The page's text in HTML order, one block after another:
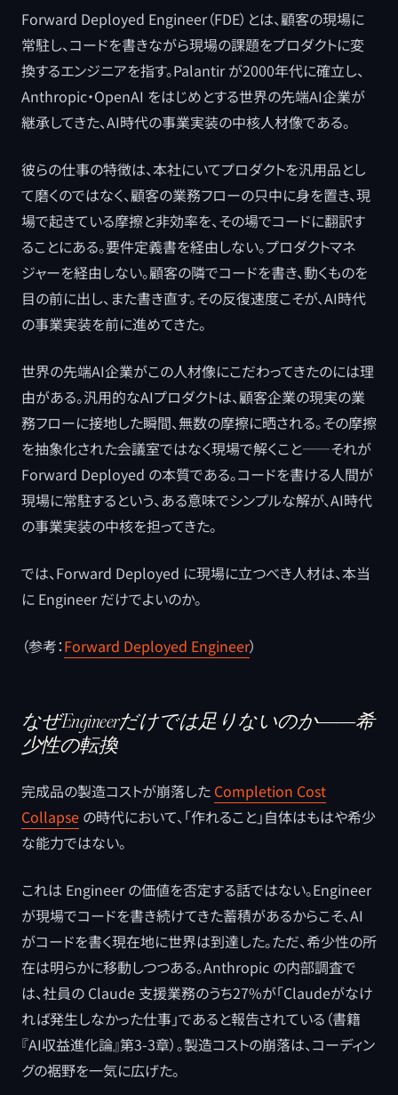
Forward Deployed Engineer（FDE）とは、顧客の現場に
常駐し、コードを書きながら現場の課題をプロダクトに変
換するエンジニアを指す。Palantir が2000年代に確立し、
Anthropic・OpenAI をはじめとする世界の先端AI企業が
継承してきた、AI時代の事業実装の中核人材像である。
彼らの仕事の特徴は、本社にいてプロダクトを汎用品とし
て磨くのではなく、顧客の業務フローの只中に身を置き、現
場で起きている摩擦と非効率を、その場でコードに翻訳す
ることにある。要件定義書を経由しない。プロダクトマネ
ジャーを経由しない。顧客の隣でコードを書き、動くものを
目の前に出し、また書き直す。その反復速度こそが、AI時代
の事業実装を前に進めてきた。
世界の先端AI企業がこの人材像にこだわってきたのには理
由がある。汎用的なAIプロダクトは、顧客企業の現実の業
務フローに接地した瞬間、無数の摩擦に晒される。その摩擦
を抽象化された会議室ではなく現場で解くこと――それが
Forward Deployed の本質である。コードを書ける人間が
現場に常駐するという、ある意味でシンプルな解が、AI時代
の事業実装の中核を担ってきた。
では、Forward Deployed に現場に立つべき人材は、本当
に Engineer だけでよいのか。
（参考：Forward Deployed Engineer）
なぜEngineerだけでは足りないのか――希
少性の転換
完成品の製造コストが崩落した Completion Cost
Collapse の時代において、「作れること」自体はもはや希少
な能力ではない。
これは Engineer の価値を否定する話ではない。Engineer
が現場でコードを書き続けてきた蓄積があるからこそ、AI
がコードを書く現在地に世界は到達した。ただ、希少性の所
在は明らかに移動しつつある。Anthropic の内部調査で
は、社員の Claude 支援業務のうち27%が「Claudeがなけ
れば発生しなかった仕事」であると報告されている（書籍
『AI収益進化論』第3-3章）。製造コストの崩落は、コーディン
グの裾野を一気に広げた。